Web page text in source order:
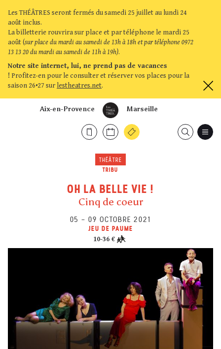
Les THÉÂTRES seront fermés du samedi 25 juillet au lundi 24
août inclus.
La billetterie rouvrira sur place et par téléphone le mardi 25
août (sur place du mardi au samedi de 13h à 18h et par téléphone 0972
13 13 20 du mardi au samedi de 11h à 19h).
Notre site internet, lui, ne prend pas de vacances
! Profitez-en pour le consulter et réserver vos places pour la
saison 26•27 sur lestheatres.net.
Marseille
Aix-en-Provence
THÉÂTRE
TRIBU
OH LA BELLE VIE !
Cinq de coeur
05 – 09 OCTOBRE 2021
JEU DE PAUME
10-36 €